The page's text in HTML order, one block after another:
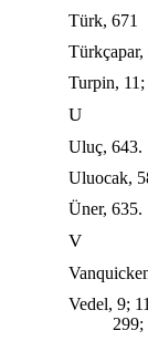
Türk, 671
Türkçapar,
Turpin,
U
Uluç, 643.
Uluocak,
Üner, 635.
V
Vedel, 9;
299;